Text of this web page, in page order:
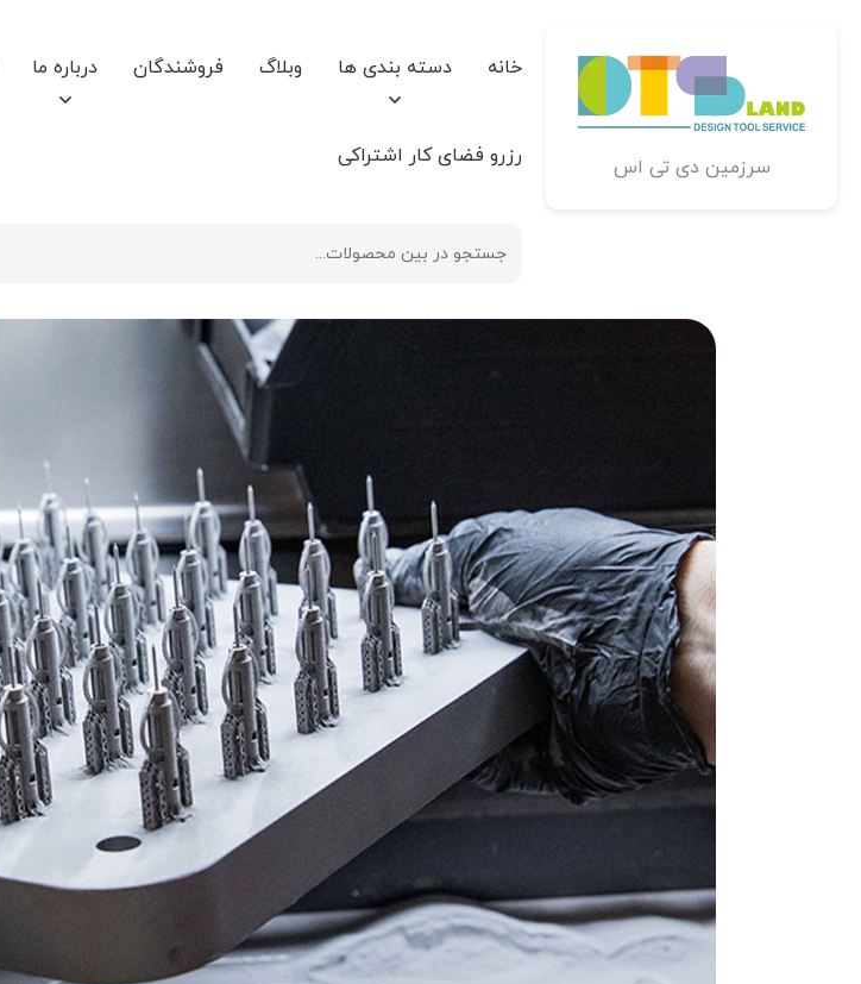
سرزمین دی تی اس
خانه دسته بندی ها وبلاگ فروشندگان درباره ما
رزرو فضای کار اشتراکی